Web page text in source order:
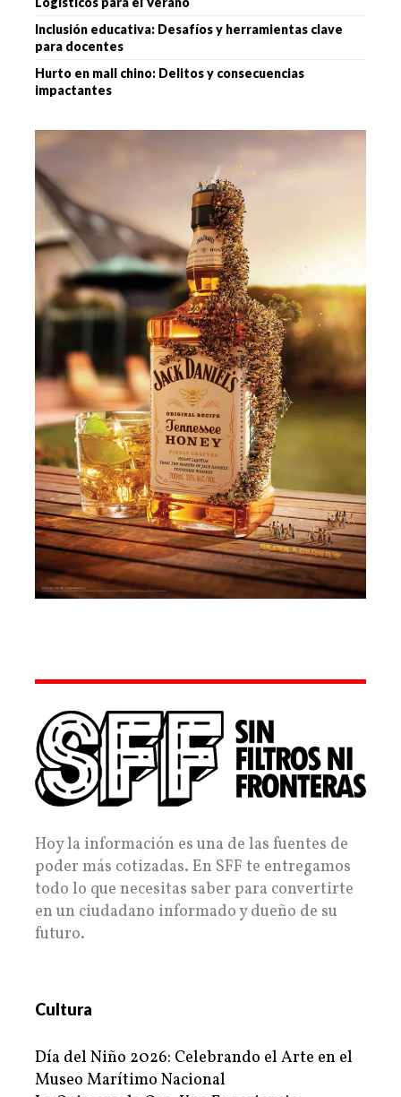
Inclusión educativa: Desafíos y herramientas clave
para docentes
Hurto en mall chino: Delitos y consecuencias
impactantes
Hoy la información es una de las fuentes de
poder más cotizadas. En SFF te entregamos
todo lo que necesitas saber para convertirte
en un ciudadano informado y dueño de su
futuro.
Cultura
Día del Niño 2026: Celebrando el Arte en el
Museo Marítimo Nacional